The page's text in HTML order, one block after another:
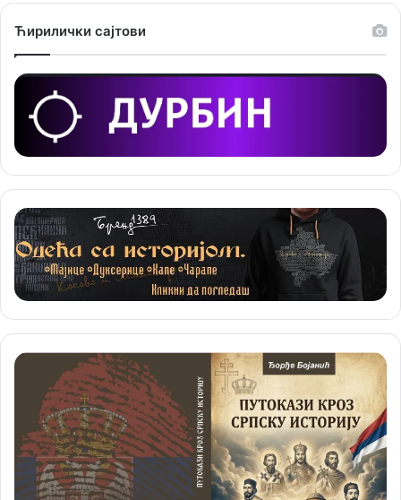
Ћирилички сајтови